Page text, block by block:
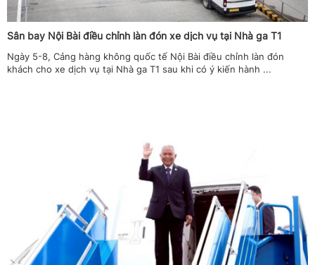
Sân bay Nội Bài điều chỉnh làn đón xe dịch vụ tại Nhà ga T1
Ngày 5-8, Cảng hàng không quốc tế Nội Bài điều chỉnh làn đón
khách cho xe dịch vụ tại Nhà ga T1 sau khi có ý kiến hành ...